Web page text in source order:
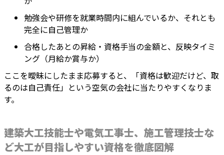
勉強会や研修を就業時間内に組んでいるか、それとも
完全に自己管理か
合格したあとの昇給・資格手当の金額と、反映タイミ
ング（月給か賞与か）
ここを曖昧にしたまま応募すると、「資格は歓迎だけど、取
るのは自己責任」という空気の会社に当たりやすくなりま
す。
建築大工技能士や電気工事士、施工管理技士な
ど大工が目指しやすい資格を徹底図解